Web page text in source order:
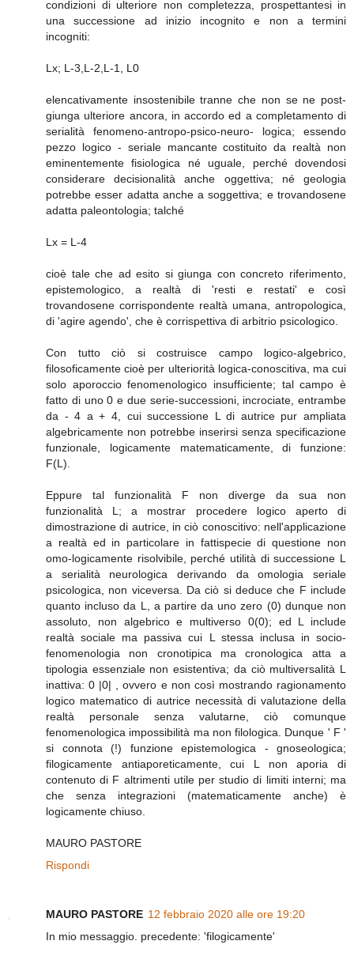
condizioni di ulteriore non completezza, prospettantesi in
una successione ad inizio incognito e non a termini
incogniti:
Lx; L-3,L-2,L-1, L0
elencativamente insostenibile tranne che non se ne post-
giunga ulteriore ancora, in accordo ed a completamento di
serialità fenomeno-antropo-psico-neuro- logica; essendo
pezzo logico - seriale mancante costituito da realtà non
eminentemente fisiologica né uguale, perché dovendosi
considerare decisionalità anche oggettiva; né geologia
potrebbe esser adatta anche a soggettiva; e trovandosene
adatta paleontologia; talché
Lx = L-4
cioè tale che ad esito si giunga con concreto riferimento,
epistemologico, a realtà di 'resti e restati' e così
trovandosene corrispondente realtà umana, antropologica,
di 'agire agendo', che è corrispettiva di arbitrio psicologico.
Con tutto ciò si costruisce campo logico-algebrico,
filosoficamente cioè per ulteriorità logica-conoscitiva, ma cui
solo aporoccio fenomenologico insufficiente; tal campo è
fatto di uno 0 e due serie-successioni, incrociate, entrambe
da - 4 a + 4, cui successione L di autrice pur ampliata
algebricamente non potrebbe inserirsi senza specificazione
funzionale, logicamente matematicamente, di funzione:
F(L).
Eppure tal funzionalità F non diverge da sua non
funzionalità L; a mostrar procedere logico aperto di
dimostrazione di autrice, in ciò conoscitivo: nell'applicazione
a realtà ed in particolare in fattispecie di questione non
omo-logicamente risolvibile, perché utilità di successione L
a serialità neurologica derivando da omologia seriale
psicologica, non viceversa. Da ciò si deduce che F include
quanto incluso da L, a partire da uno zero (0) dunque non
assoluto, non algebrico e multiverso 0(0); ed L include
realtà sociale ma passiva cui L stessa inclusa in socio-
fenomenologia non cronotipica ma cronologica atta a
tipologia essenziale non esistentiva; da ciò multiversalità L
inattiva: 0 |0| , ovvero e non così mostrando ragionamento
logico matematico di autrice necessità di valutazione della
realtà personale senza valutarne, ciò comunque
fenomenologica impossibilità ma non filologica. Dunque ' F '
si connota (!) funzione epistemologica - gnoseologica;
filogicamente antiaporeticamente, cui L non aporia di
contenuto di F altrimenti utile per studio di limiti interni; ma
che senza integrazioni (matematicamente anche) è
logicamente chiuso.
MAURO PASTORE
Rispondi
MAURO PASTORE 12 febbraio 2020 alle ore 19:20
In mio messaggio. precedente: 'filogicamente'